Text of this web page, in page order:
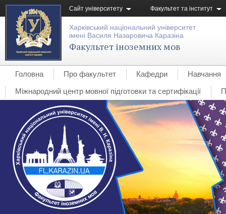
Сайт університету Факультет та інститут
Харківський національний університет
імені Василя Назаровича Каразіна
Факультет іноземних мов
Головна Про факультет Кафедри
Навчання
Міжнародний центр мовної підготовки та сертифікації